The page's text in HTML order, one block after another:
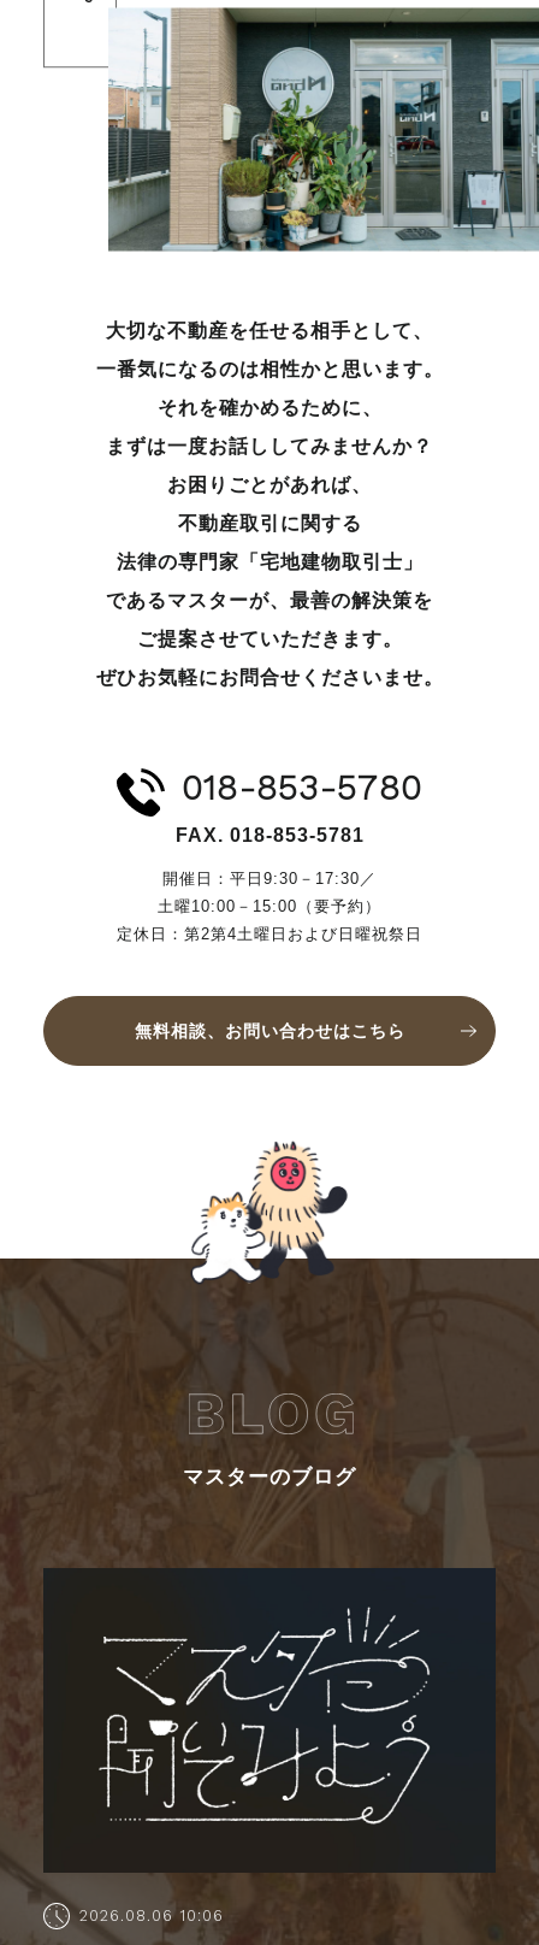
大切な不動産を任せる相手として、
一番気になるのは相性かと思います。
それを確かめるために、
まずは一度お話ししてみませんか？
お困りごとがあれば、
不動産取引に関する
法律の専門家「宅地建物取引士」
であるマスターが、 最善の解決策を
ご提案させていただきます。
ぜひお気軽にお問合せくださいませ。
018-853-5780
FAX. 018-853-5781
開催日：平日9:30－17:30／
土曜10:00－15:00（要予約）
定休日：第2第4土曜日および日曜祝祭日
無料相談、お問い合わせはこちら
マスターのブログ
2026.08.06 10:06